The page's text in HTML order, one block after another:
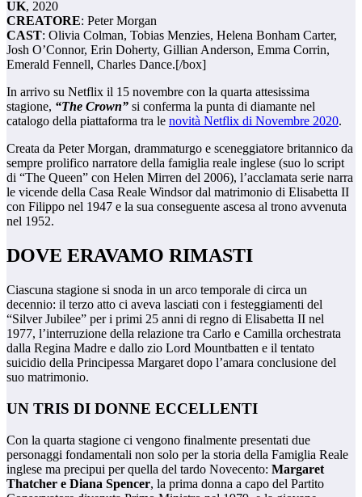
UK, 2020
CREATORE: Peter Morgan
CAST: Olivia Colman, Tobias Menzies, Helena Bonham Carter,
Josh O’Connor, Erin Doherty, Gillian Anderson, Emma Corrin,
Emerald Fennell, Charles Dance.[/box]
In arrivo su Netflix il 15 novembre con la quarta attesissima
stagione, “The Crown” si conferma la punta di diamante nel
catalogo della piattaforma tra le novità Netflix di Novembre 2020.
Creata da Peter Morgan, drammaturgo e sceneggiatore britannico da
sempre prolifico narratore della famiglia reale inglese (suo lo script
di “The Queen” con Helen Mirren del 2006), l’acclamata serie narra
le vicende della Casa Reale Windsor dal matrimonio di Elisabetta II
con Filippo nel 1947 e la sua conseguente ascesa al trono avvenuta
nel 1952.
DOVE ERAVAMO RIMASTI
Ciascuna stagione si snoda in un arco temporale di circa un
decennio: il terzo atto ci aveva lasciati con i festeggiamenti del
“Silver Jubilee” per i primi 25 anni di regno di Elisabetta II nel
1977, l’interruzione della relazione tra Carlo e Camilla orchestrata
dalla Regina Madre e dallo zio Lord Mountbatten e il tentato
suicidio della Principessa Margaret dopo l’amara conclusione del
suo matrimonio.
UN TRIS DI DONNE ECCELLENTI
Con la quarta stagione ci vengono finalmente presentati due
personaggi fondamentali non solo per la storia della Famiglia Reale
inglese ma precipui per quella del tardo Novecento: Margaret
Thatcher e Diana Spencer, la prima donna a capo del Partito